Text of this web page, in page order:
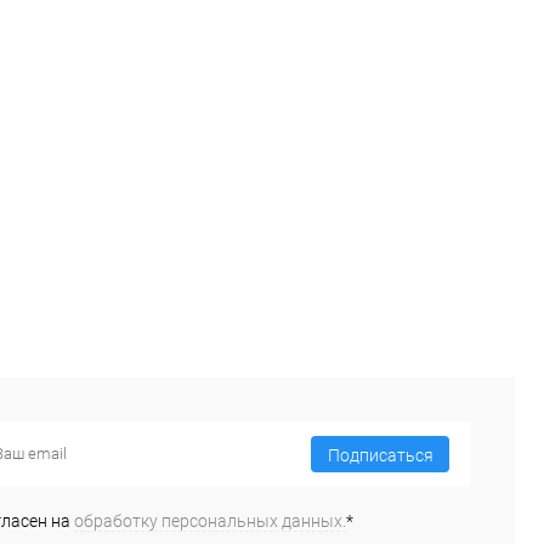
Подписаться
на обработку персональных данных. *